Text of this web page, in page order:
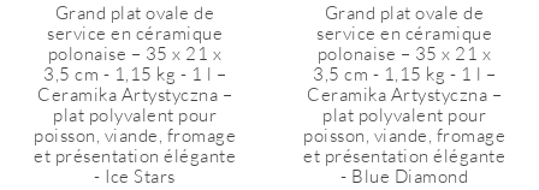
Grand plat ovale de
service en céramique
polonaise – 35 x 21 x
3,5 cm - 1,15 kg - 1 l –
Ceramika Artystyczna –
plat polyvalent pour
poisson, viande, fromage
et présentation élégante
- Ice Stars
Grand plat ovale de
service en céramique
polonaise – 35 x 21 x
3,5 cm - 1,15 kg - 1 l –
Ceramika Artystyczna –
plat polyvalent pour
poisson, viande, fromage
et présentation élégante
- Blue Diamond